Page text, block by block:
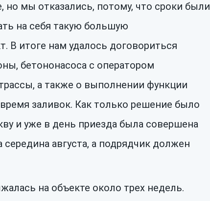
но мы отказались, потому, что сроки были
на себя такую большую
В итоге нам удалось договориться
бетононасоса с оператором
а также о выполнении функции
заливок. Как только решение было
и уже в день приезда была совершена
середина августа, а подрядчик должен
на объекте около трех недель.